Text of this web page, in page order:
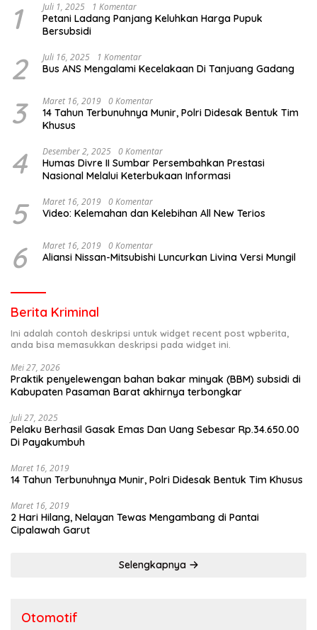
1 Juli 1, 2025 1 Komentar
Petani Ladang Panjang Keluhkan Harga Pupuk
Bersubsidi
2 Juli 16, 2025 1 Komentar
Bus ANS Mengalami Kecelakaan Di Tanjuang Gadang
3 Maret 16, 2019 0 Komentar
14 Tahun Terbunuhnya Munir, Polri Didesak Bentuk Tim
Khusus
4 Desember 2, 2025 0 Komentar
Humas Divre II Sumbar Persembahkan Prestasi
Nasional Melalui Keterbukaan Informasi
5 Maret 16, 2019 0 Komentar
Video: Kelemahan dan Kelebihan All New Terios
6 Maret 16, 2019 0 Komentar
Aliansi Nissan-Mitsubishi Luncurkan Livina Versi Mungil
Berita Kriminal
Ini adalah contoh deskripsi untuk widget recent post wpberita,
anda bisa memasukkan deskripsi pada widget ini.
Mei 27, 2026
Praktik penyelewengan bahan bakar minyak (BBM) subsidi di
Kabupaten Pasaman Barat akhirnya terbongkar
Juli 27, 2025
Pelaku Berhasil Gasak Emas Dan Uang Sebesar Rp.34.650.00
Di Payakumbuh
Maret 16, 2019
14 Tahun Terbunuhnya Munir, Polri Didesak Bentuk Tim Khusus
Maret 16, 2019
2 Hari Hilang, Nelayan Tewas Mengambang di Pantai
Cipalawah Garut
Selengkapnya
Otomotif